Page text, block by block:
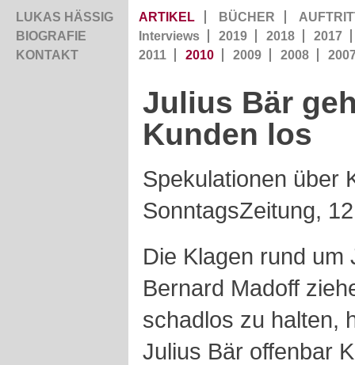
LUKAS HÄSSIG
BIOGRAFIE
KONTAKT
ARTIKEL BÜCHER
Interviews
2019 2018
2017
2011
2010 2009 2008
Julius Bär
Kunden los
Spekulationen über
SonntagsZeitung,
Die Klagen rund
Bernard Madoff
schadlos zu halten,
Julius Bär offenbar